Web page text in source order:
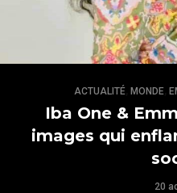
ACTUALITÉ ,MONDE ,
Iba One &
images qui
20